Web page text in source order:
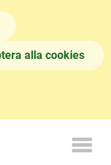
alla cookies